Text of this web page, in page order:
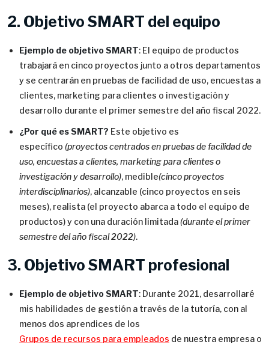
2. Objetivo SMART del equipo
Ejemplo de objetivo SMART: El equipo de productos
trabajará en cinco proyectos junto a otros departamentos
y se centrarán en pruebas de facilidad de uso, encuestas a
clientes, marketing para clientes o investigación y
desarrollo durante el primer semestre del año fiscal 2022.
¿Por qué es SMART? Este objetivo es
específico (proyectos centrados en pruebas de facilidad de
uso, encuestas a clientes, marketing para clientes o
investigación y desarrollo), medible(cinco proyectos
interdisciplinarios), alcanzable (cinco proyectos en seis
meses), realista (el proyecto abarca a todo el equipo de
productos) y con una duración limitada(durante el primer
semestre del año fiscal 2022).
3. Objetivo SMART profesional
Ejemplo de objetivo SMART: Durante 2021, desarrollaré
mis habilidades de gestión a través de la tutoría, con al
menos dos aprendices de los
Grupos de recursos para empleados de nuestra empresa o